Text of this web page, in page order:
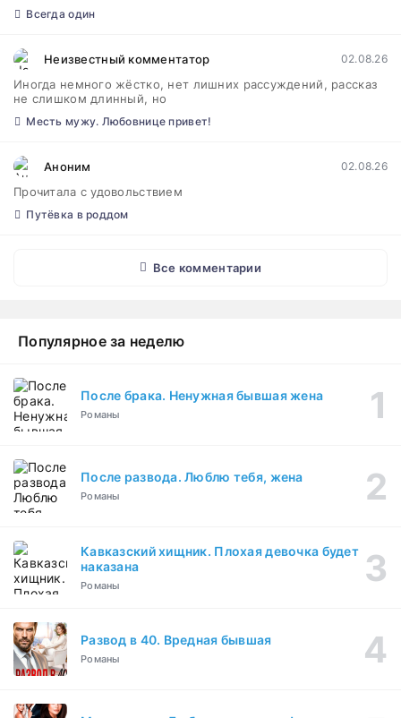
Всегда один
Неизвестный комментатор 02.08.26
Иногда немного жёстко, нет лишних рассуждений, рассказ
не слишком длинный, но
Месть мужу. Любовнице привет!
Аноним 02.08.26
Прочитала с удовольствием
Путёвка в роддом
Все комментарии
Популярное за неделю
После брака. Ненужная бывшая жена
Романы
После развода. Люблю тебя, жена
Романы
Кавказский хищник. Плохая девочка будет
наказана
Романы
Развод в 40. Вредная бывшая
Романы